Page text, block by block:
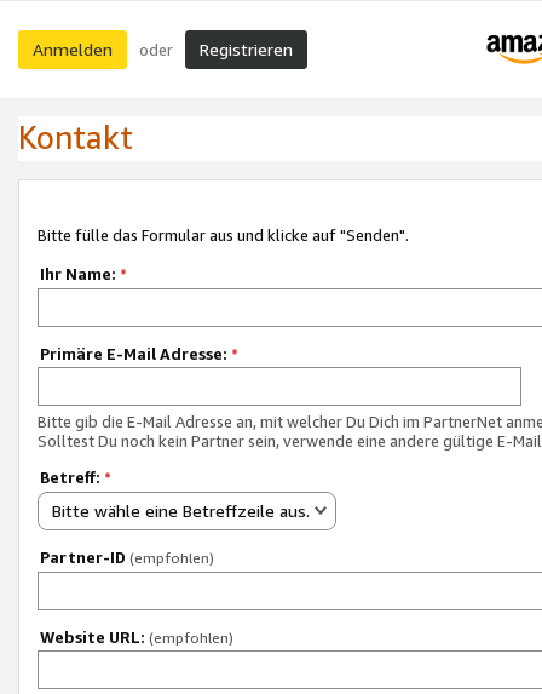
Anmelden oder Registrieren
Kontakt
Bitte fülle das Formular aus und klicke auf "Senden".
Ihr Name: *
Primäre E-Mail Adresse: *
Bitte gib die E-Mail Adresse an, mit welcher Du Dich im PartnerNet
Solltest Du noch kein Partner sein, verwende eine andere gültige E-
Betreff: *
Bitte wähle eine Betreffzeile aus.
Partner-ID (empfohlen)
Website URL: (empfohlen)